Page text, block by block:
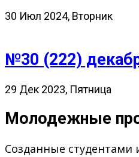
30 Июл 2024, Вторник
№30 (222)
29 Дек 2023, Пятница
Молодежные
Созданные